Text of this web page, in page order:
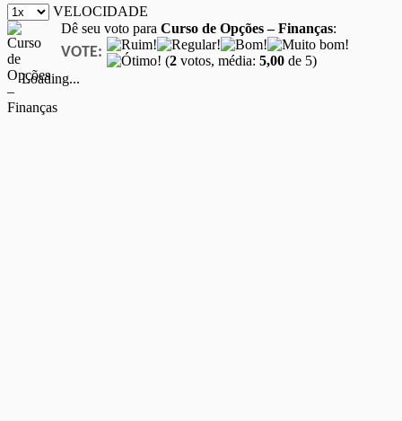
VELOCIDADE
Dê seu voto para Curso de Opções – Finanças:
VOTE: (2 votos, média: 5,00 de 5)
Loading...